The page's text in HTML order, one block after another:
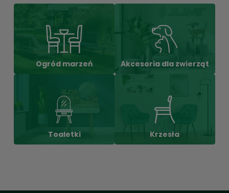
Ogród marzeń Akcesoria dla zwierząt
Toaletki Krzesła